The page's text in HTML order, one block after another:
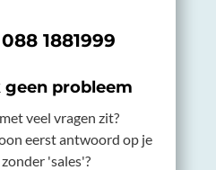
088 1881999
geen probleem
veel vragen zit?
eerst antwoord op je
'sales'?